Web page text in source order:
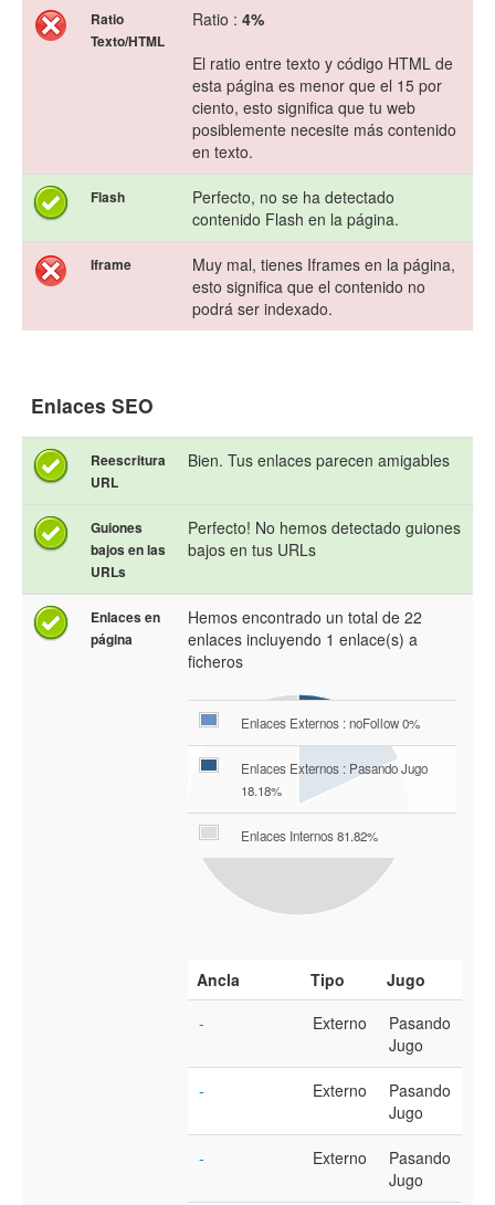
Ratio
Texto/HTML
Ratio : 4%
El ratio entre texto y código HTML de
esta página es menor que el 15 por
ciento, esto significa que tu web
posiblemente necesite más contenido
en texto.
Flash
Perfecto, no se ha detectado
contenido Flash en la página.
Iframe
Muy mal, tienes Iframes en la página,
esto significa que el contenido no
podrá ser indexado.
Enlaces SEO
Reescritura
URL
Bien. Tus enlaces parecen amigables
Guiones
bajos en las
URLs
Perfecto! No hemos detectado guiones
bajos en tus URLs
Enlaces en
página
Hemos encontrado un total de 22
enlaces incluyendo 1 enlace(s) a
ficheros
Enlaces Externos : noFollow 0%
Enlaces Externos : Pasando Jugo
18.18%
Enlaces Internos 81.82%
Ancla Tipo
Jugo
-
Externo
Pasando
Jugo
- Externo
Pasando
Jugo
- Externo
Pasando
Jugo